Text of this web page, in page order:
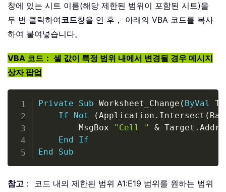
창에 있는 시트 이름(해당 제한된 범위이 포함된 시트)을
두 번 클릭하여코드창을 연 후， 아래의 VBA 코드를 복사
하여 붙여넣습니다。
VBA 코드： 셀 값이 특정 범위 내에서 변경될 경우 메시지
상자 팝업
Private Sub Worksheet_Change ( ByVal
If
Not (Application . Intersect (
        MsgBox
"Cell " & Target .
End
If
End
Sub
Copy
참고 ： 코드 내의 제한된 범위 A1:E19 범위를 원하는 범위